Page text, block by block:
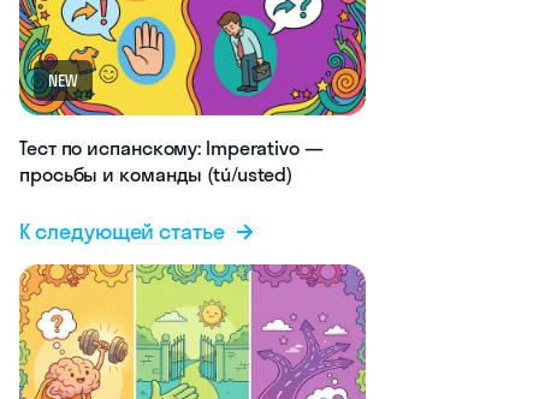
NEW
Тест по испанскому: Imperativo —
просьбы и команды (tú/usted)
К следующей статье